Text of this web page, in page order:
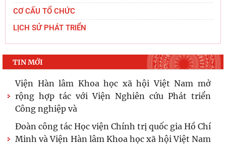
CƠ CẤU TỔ CHỨC
LỊCH SỬ PHÁT TRIỂN
TIN MỚI
Viện Hàn lâm Khoa học xã hội Việt Nam mở
rộng hợp tác với Viện Nghiên cứu Phát triển
Công nghiệp và
Đoàn công tác Học viện Chính trị quốc gia Hồ Chí
Minh và Viện Hàn lâm Khoa học xã hội Việt Nam